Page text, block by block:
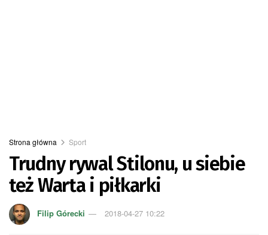
Strona główna Sport
Trudny rywal Stilonu, u siebie
też Warta i piłkarki
Filip Górecki 2018-04-27 10:22